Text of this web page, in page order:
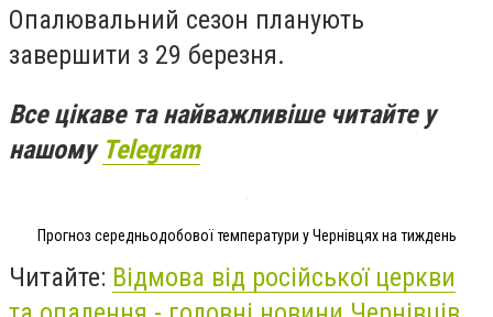
Опалювальний сезон планують
завершити з 29 березня.
Все цікаве та найважливіше читайте у
нашому Telegram
Прогноз середньодобової температури у Чернівцях на тиждень
Читайте: Відмова від російської церкви